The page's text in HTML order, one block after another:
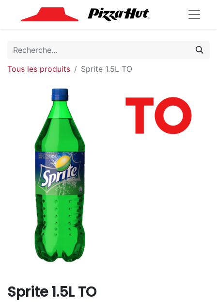
Tous les produits Sprite 1.5L TO
Sprite 1.5L TO